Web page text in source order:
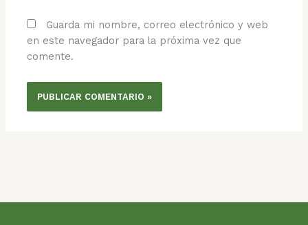
Guarda mi nombre, correo electrónico y web
en este navegador para la próxima vez que
comente.